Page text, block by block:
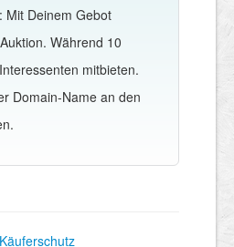
: Mit Deinem Gebot
Während 10
mitbieten.
Domain-Name an den